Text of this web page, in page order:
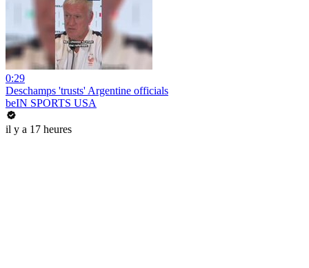
0:29
Deschamps 'trusts' Argentine officials
beIN SPORTS USA
il y a 17 heures